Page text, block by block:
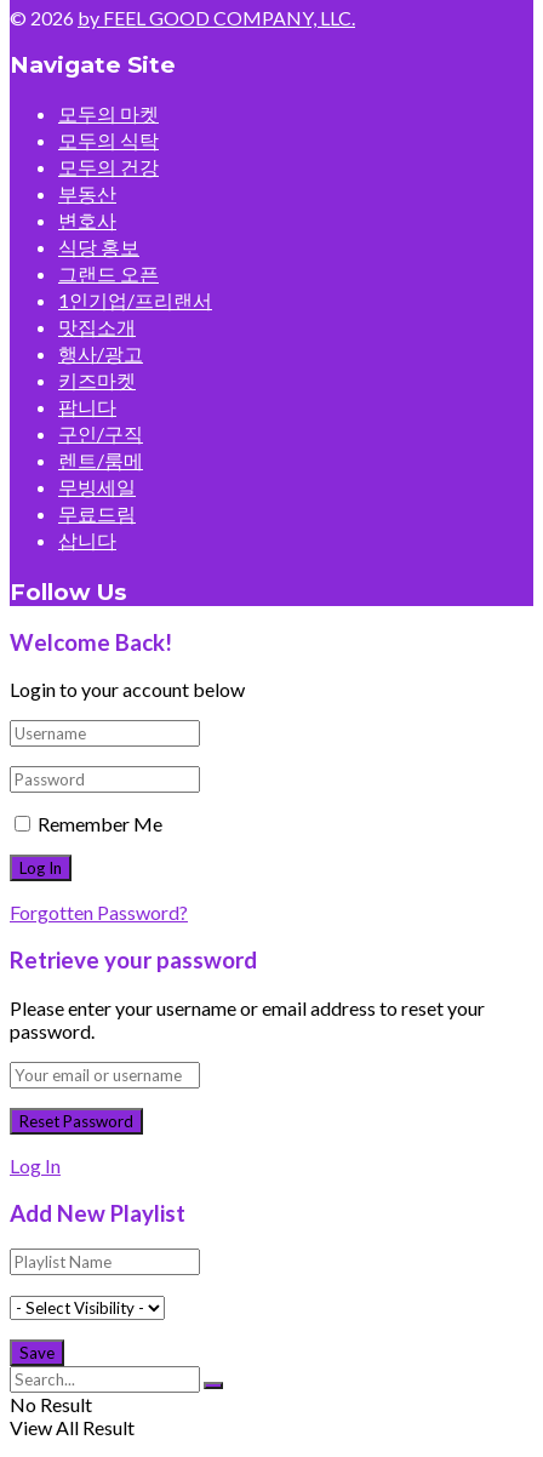
© 2026 by FEEL GOOD COMPANY, LLC.
Navigate Site
모두의 마켓
모두의 식탁
모두의 건강
부동산
변호사
식당 홍보
그랜드 오픈
1인기업/프리랜서
맛집소개
행사/광고
키즈마켓
팝니다
구인/구직
렌트/룸메
무빙세일
무료드림
삽니다
Follow Us
Welcome Back!
Login to your account below
Remember Me
Forgotten Password?
Retrieve your password
Please enter your username or email address to reset your
password.
Log In
Add New Playlist
No Result
View All Result